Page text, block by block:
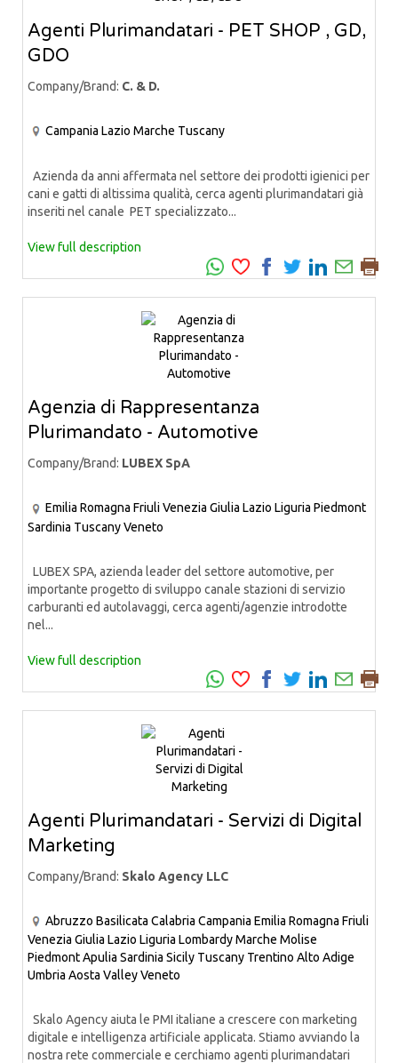
Agenti Plurimandatari - PET SHOP , GD,
GDO
Company/Brand: C. & D.
Campania Lazio Marche Tuscany
Azienda da anni affermata nel settore dei prodotti igienici per
cani e gatti di altissima qualità, cerca agenti plurimandatari già
inseriti nel canale PET specializzato...
View full description
Agenzia di Rappresentanza
Plurimandato - Automotive
Company/Brand: LUBEX SpA
Emilia Romagna Friuli Venezia Giulia Lazio Liguria Piedmont
Sardinia TuscanyVeneto
LUBEX SPA, azienda leader del settore automotive, per
importante progetto di sviluppo canale stazioni di servizio
carburanti ed autolavaggi, cerca agenti/agenzie introdotte
nel...
View full description
Agenti Plurimandatari - Servizi di Digital
Marketing
Company/Brand: Skalo Agency LLC
Abruzzo Basilicata Calabria Campania Emilia Romagna Friuli
Venezia Giulia Lazio Liguria LombardyMarche Molise
PiedmontApulia Sardinia Sicily Tuscany Trentino Alto Adige
Umbria Aosta ValleyVeneto
Skalo Agency aiuta le PMI italiane a crescere con marketing
digitale e intelligenza artificiale applicata. Stiamo avviando la
nostra rete commerciale e cerchiamo agenti plurimandatari